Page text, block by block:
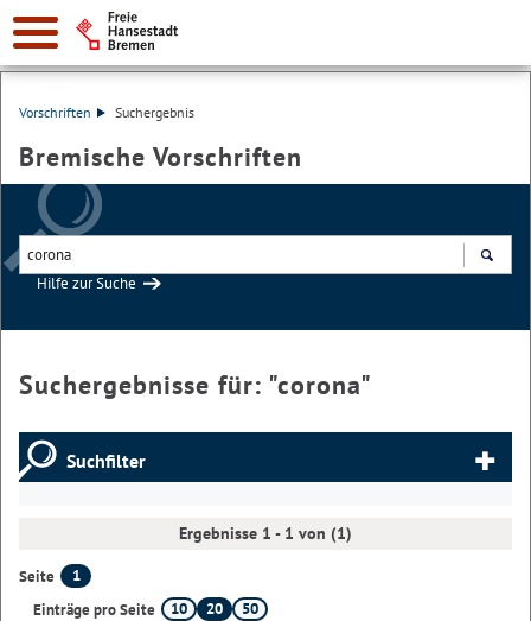
Vorschriften Suchergebnis
Bremische Vorschriften
Hilfe zur Suche
Suchergebnisse für: "corona"
Suchfilter
Ergebnisse 1 - 1 von (1)
Seite
1
Einträge pro Seite
10 20 50